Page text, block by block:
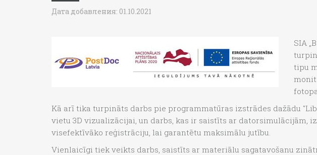
Дата добавления: 01.10.2021
SIA
tipu
Kā arī tika turpināts darbs pie programmatūras izstrādes dažādu
vietu 3D vizualizācijai, un darbs, kas ir saistīts ar datorsimulācijām,
visefektīvāko reģistrāciju, lai garantētu maksimālu jutību.
Vienlaicīgi tiek veikts darbs, saistīts ar materiālu sagatavošanu